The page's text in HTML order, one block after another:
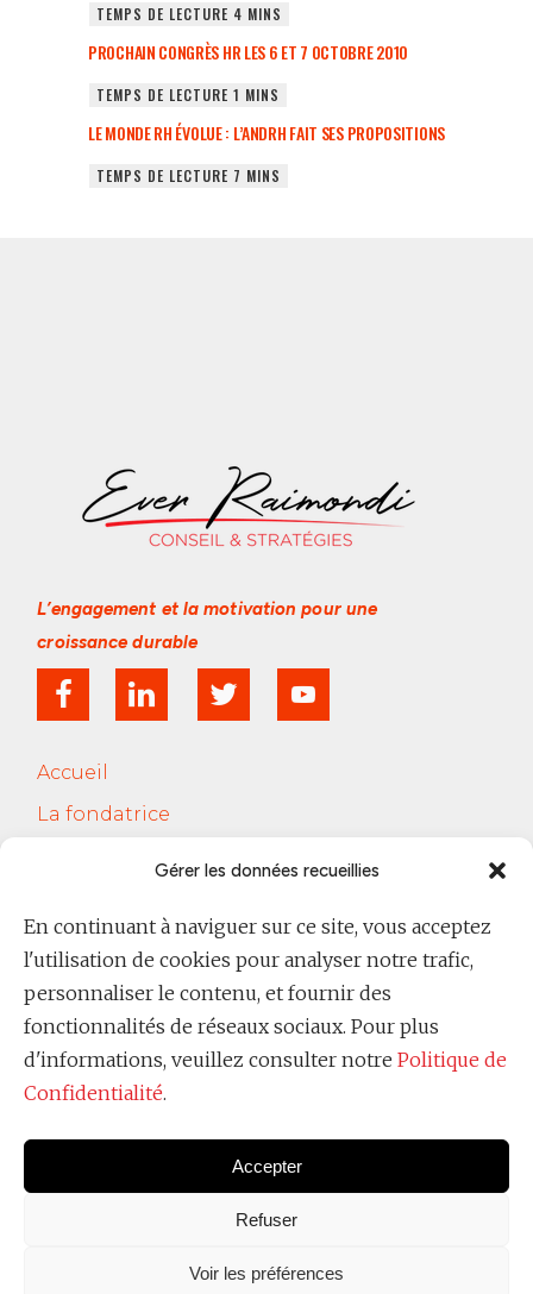
Gérer les données recueillies
En continuant à naviguer sur ce site, vous acceptez
l'utilisation de cookies pour analyser notre trafic,
personnaliser le contenu, et fournir des
fonctionnalités de réseaux sociaux. Pour plus
d'informations, veuillez consulter notre Politique de
Confidentialité.
Accepter
Refuser
Voir les préférences
PROCHAIN CONGRÈS HR LES 6 ET 7 OCTOBRE 2010
LE MONDE RH ÉVOLUE : L’ANDRH FAIT SES PROPOSITIONS
L’engagement et la motivationpour une
croissance durable
Accueil
La fondatrice
Blog Les RH
Contact
Ever Raimondi 2025